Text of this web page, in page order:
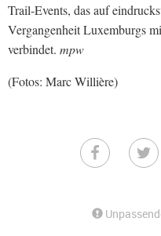
Trail-Events, das auf
Vergangenheit Luxemburgs
verbindet. mpw
(Fotos: Marc Willière)